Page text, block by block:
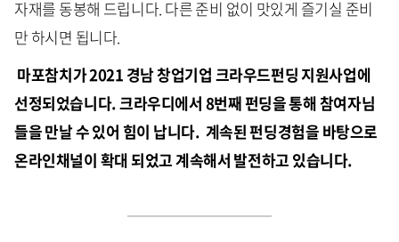
자재를 동봉해 드립니다. 다른 준비 없이 맛있게 즐기실 준비
만 하시면 됩니다.
마포참치가 2021 경남 창업기업 크라우드펀딩 지원사업에
선정되었습니다. 크라우디에서 8번째 펀딩을 통해 참여자님
들을 만날 수 있어 힘이 납니다. 계속된 펀딩경험을 바탕으로
온라인채널이 확대 되었고 계속해서 발전하고 있습니다.